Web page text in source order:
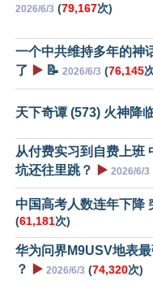
2026/6/3 (79,167次)
一个中共维持多年的神
了 ▶️ 📝 2026/6/3 (76,145
天下奇谭 (573) 火神降
从付费实习到自费上班
坑还往里跳？
▶️ 2026/6/3
中国高考人数连年下降
(61,181次)
华为问界M9USV地表
？
▶️ 2026/6/3 (74,320次)